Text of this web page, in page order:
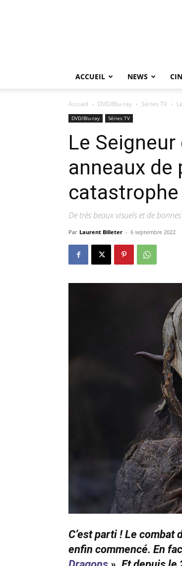
ACCUEIL NEWS
Accueil DVD/Blu-ray Séries TV
DVD/Blu-ray Séries TV
Le
anneaux de
catastrophe
De très beaux visuels et de
Par Laurent Billeter - 6 septembre 2022
C’est parti ! Le
enfin commencé. En